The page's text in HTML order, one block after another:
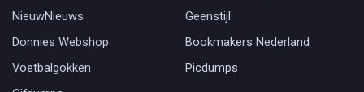
NieuwNieuws
Geenstijl
Donnies Webshop
Bookmakers Nederland
Voetbalgokken
Picdumps